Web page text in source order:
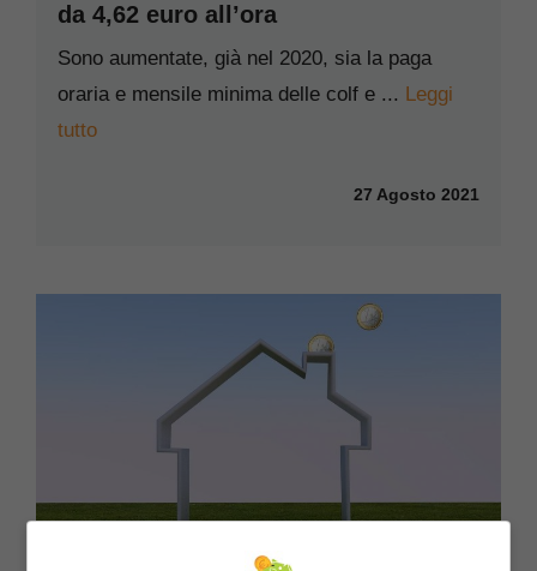
da 4,62 euro all’ora
Sono aumentate, già nel 2020, sia la paga
oraria e mensile minima delle colf e ... Leggi
tutto
27 Agosto 2021